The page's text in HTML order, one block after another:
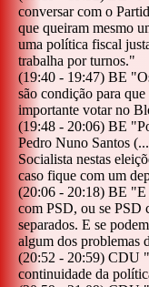
conversar com o
que queiram mesmo
uma política fiscal
trabalha por turnos."
(19:40 - 19:47) BE "
são condição para
importante votar no
(19:48 - 20:06) BE "
Pedro Nuno Santos
Socialista nestas
caso fique com um
(20:06 - 20:18) BE "E
com PSD, ou se PSD
separados. E se
algum dos problemas
(20:52 - 20:59) CDU "
continuidade da